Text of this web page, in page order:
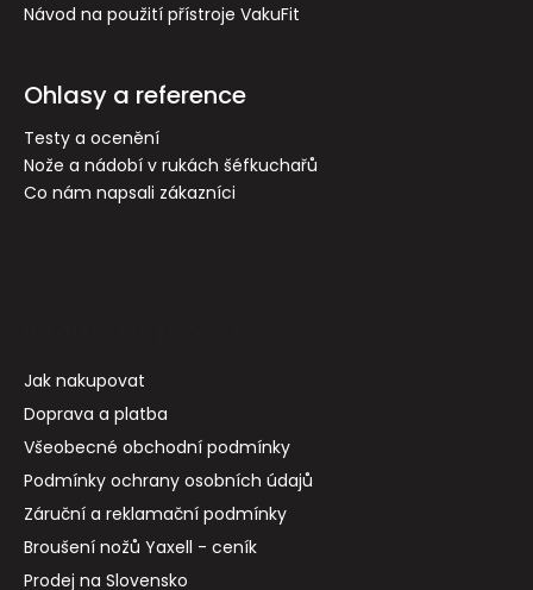
Návod na použití přístroje VakuFit
Ohlasy a reference
Testy a ocenění
Nože a nádobí v rukách šéfkuchařů
Co nám napsali zákazníci
Jak nakupovat
Doprava a platba
Všeobecné obchodní podmínky
Podmínky ochrany osobních údajů
Záruční a reklamační podmínky
Broušení nožů Yaxell - ceník
Prodej na Slovensko